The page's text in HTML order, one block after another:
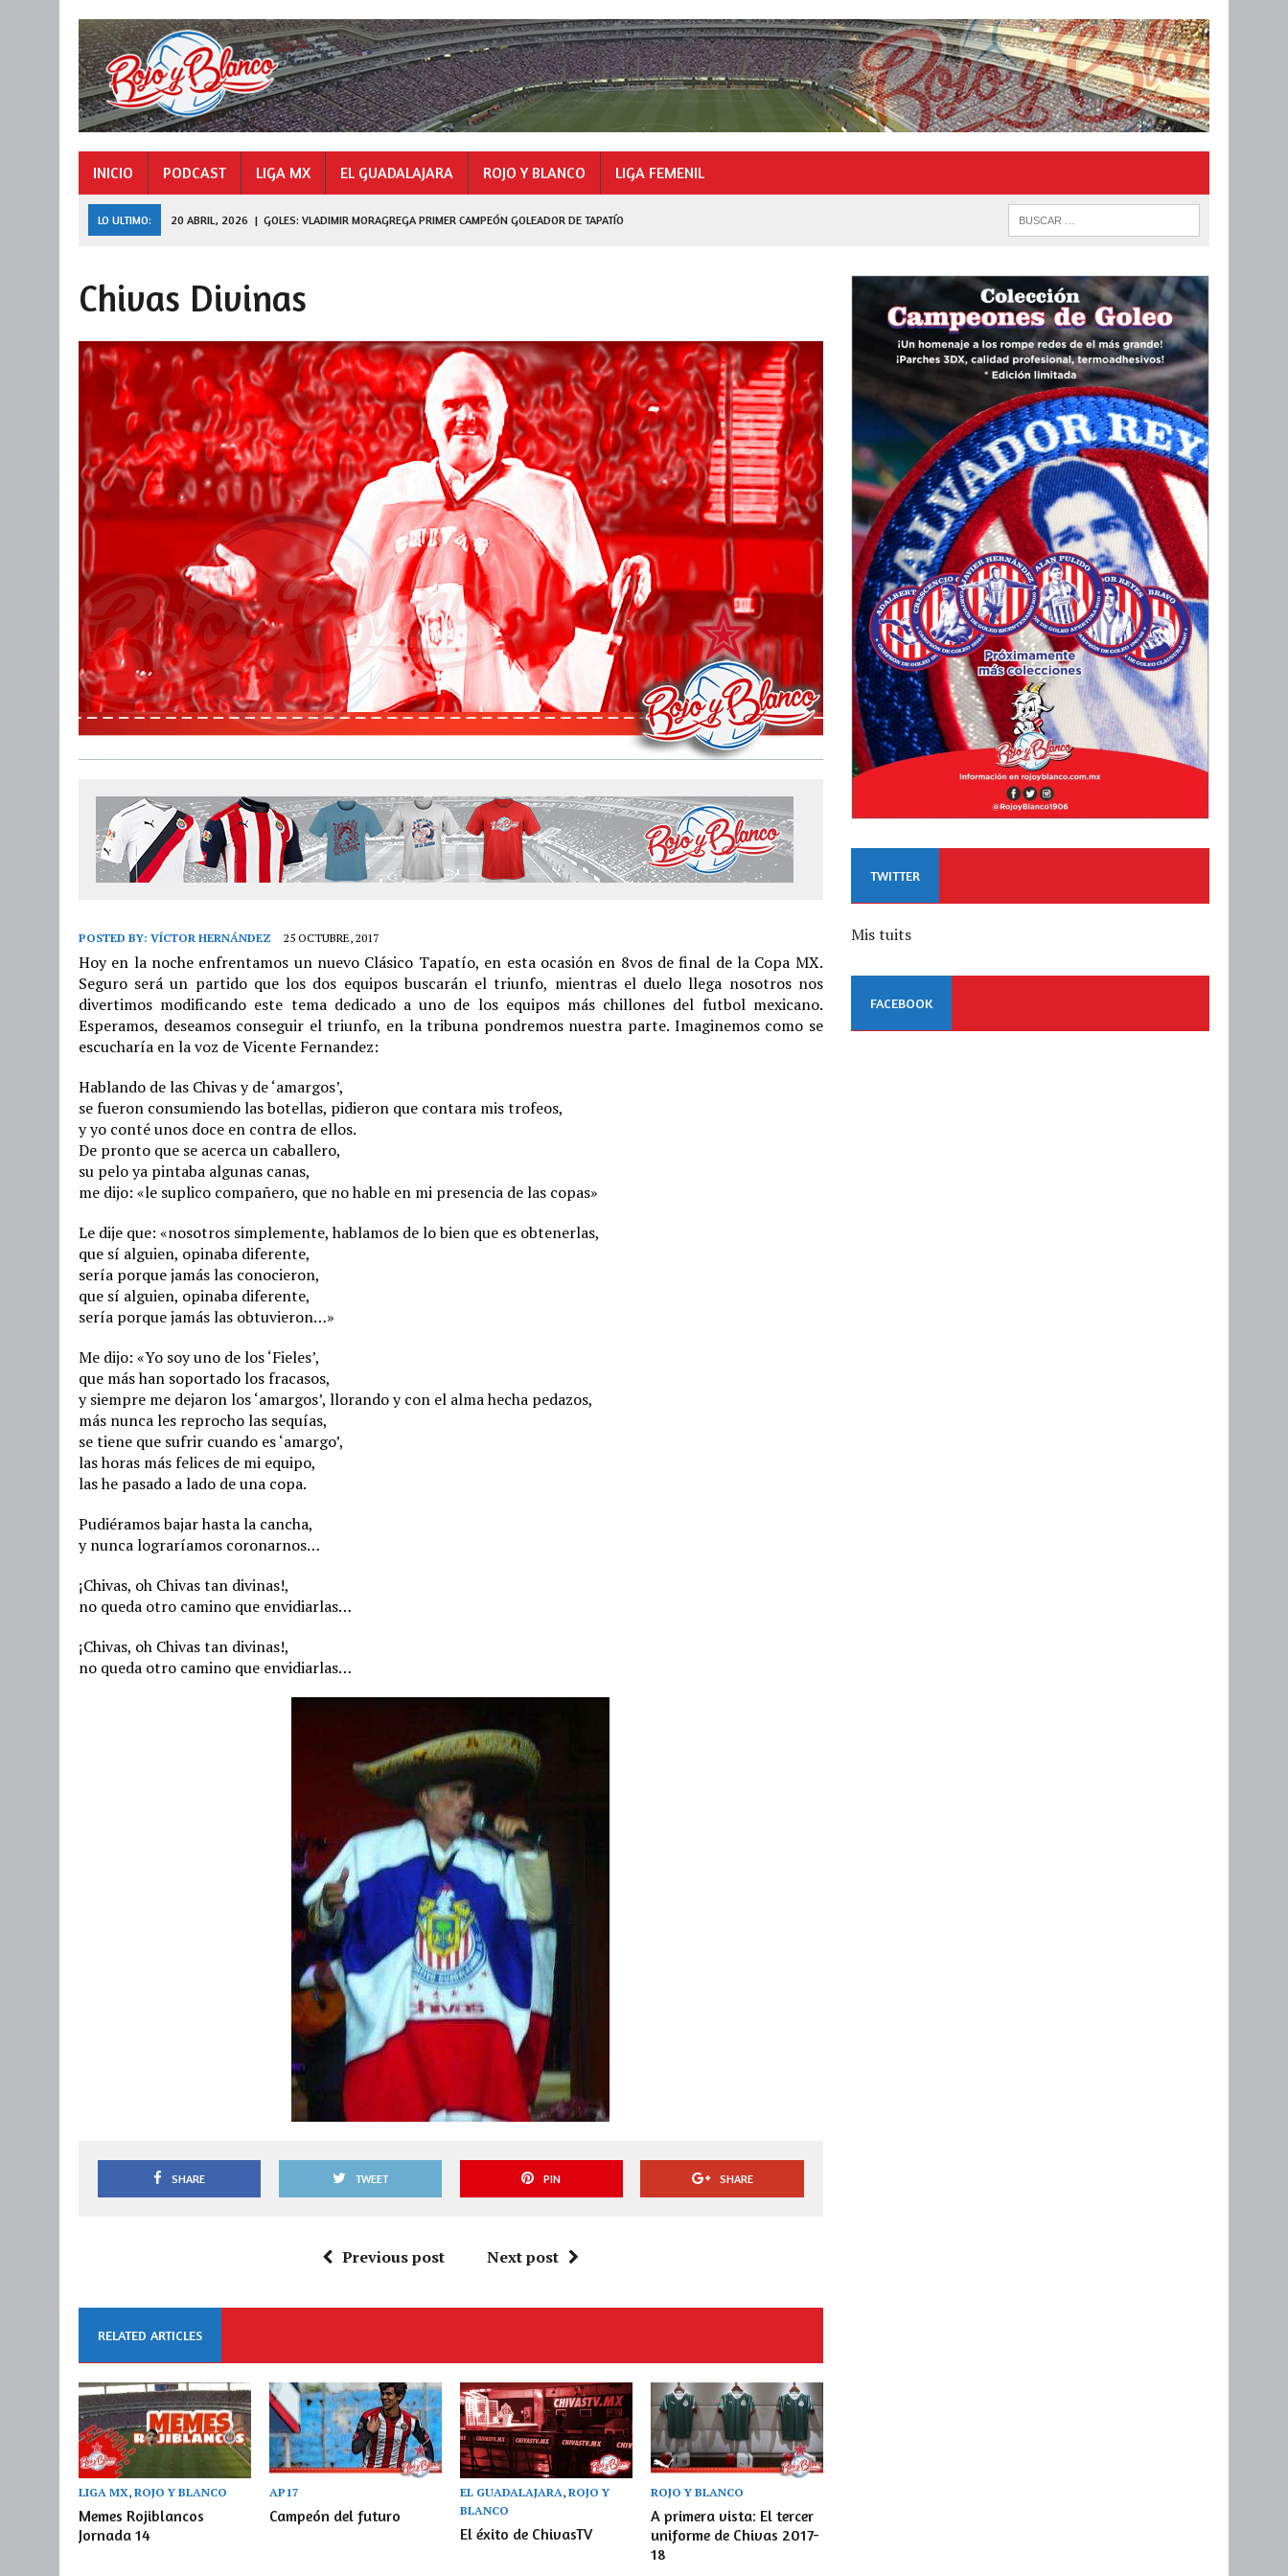
INICIO PODCAST LIGA MX EL GUADALAJARA ROJO Y BLANCO LIGA FEMENIL
LO ULTIMO: 20 ABRIL, 2026 | GOLES: VLADIMIR MORAGREGA PRIMER CAMPEÓN GOLEADOR DE TAPATÍO
27 JULIO, 2026 DE FERRAN A LEAGUES CUP
Chivas Divinas
POSTED BY: VÍCTOR HERNÁNDEZ 25 OCTUBRE, 2017
Hoy en la noche enfrentamos un nuevo Clásico Tapatío, en esta ocasión en 8vos de final de la Copa MX.
Seguro será un partido que los dos equipos buscarán el triunfo, mientras el duelo llega nosotros nos
divertimos modificando este tema dedicado a uno de los equipos más chillones del futbol mexicano.
Esperamos, deseamos conseguir el triunfo, en la tribuna pondremos nuestra parte. Imaginemos como se
escucharía en la voz de Vicente Fernandez:
Hablando de las Chivas y de ‘amargos’,
se fueron consumiendo las botellas, pidieron que contara mis trofeos,
y yo conté unos doce en contra de ellos.
De pronto que se acerca un caballero,
su pelo ya pintaba algunas canas,
me dijo: «le suplico compañero, que no hable en mi presencia de las copas»
Le dije que: «nosotros simplemente, hablamos de lo bien que es obtenerlas,
que sí alguien, opinaba diferente,
sería porque jamás las conocieron,
que sí alguien, opinaba diferente,
sería porque jamás las obtuvieron…»
Me dijo: «Yo soy uno de los ‘Fieles’,
que más han soportado los fracasos,
y siempre me dejaron los ‘amargos’, llorando y con el alma hecha pedazos,
más nunca les reprocho las sequías,
se tiene que sufrir cuando es ‘amargo’,
las horas más felices de mi equipo,
las he pasado a lado de una copa.
Pudiéramos bajar hasta la cancha,
y nunca lograríamos coronarnos…
¡Chivas, oh Chivas tan divinas!,
no queda otro camino que envidiarlas…
¡Chivas, oh Chivas tan divinas!,
no queda otro camino que envidiarlas…
SHARE TWEET PIN SHARE
Previous post Next post
RELATED ARTICLES
LIGA MX, ROJO Y BLANCO
Memes Rojiblancos
Jornada 14
AP17
Campeón del futuro
EL GUADALAJARA,ROJO Y
BLANCO
El éxito de ChivasTV
ROJO Y BLANCO
A primera vista: El tercer
uniforme de Chivas 2017-
18
TWITTER
Mis tuits
FACEBOOK